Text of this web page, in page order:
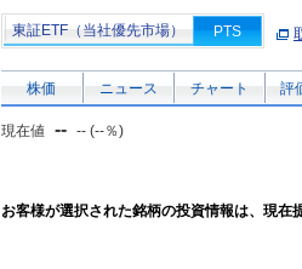
東証ETF（当社優先市場） PTS
株価 ニュース チャート 評
現在値 -- -- (--％)
お客様が選択された銘柄の投資情報は、現在